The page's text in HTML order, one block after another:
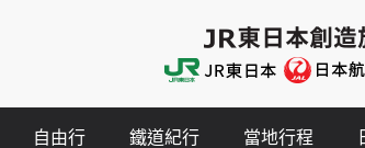
自由行 鐵道紀行 當地行程